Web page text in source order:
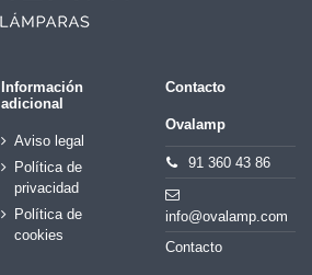
Información
adicional
Aviso legal
Política de
privacidad
Política de
cookies
Contacto
Ovalamp
91 360 43 86
info@ovalamp.com
Contacto